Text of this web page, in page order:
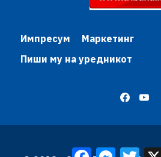
Импресум
Маркетинг
Пиши му на уредникот
Facebook